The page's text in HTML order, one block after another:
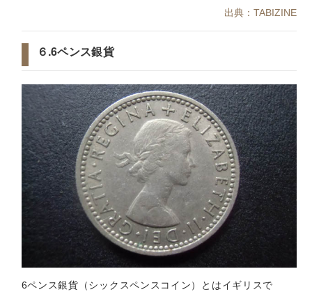
出典：TABIZINE
６.6ペンス銀貨
6ペンス銀貨（シックスペンスコイン）とはイギリスで